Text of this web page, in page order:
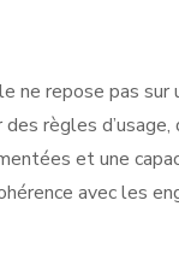
ne repose pas sur
règles d’usage,
et une
avec les